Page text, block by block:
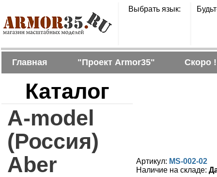
Выбрать язык:
Главная "Проект Armor35" Скоро !
Каталог
A-model
(Россия)
Aber
Артикул: MS-002-02
Наличие на складе: